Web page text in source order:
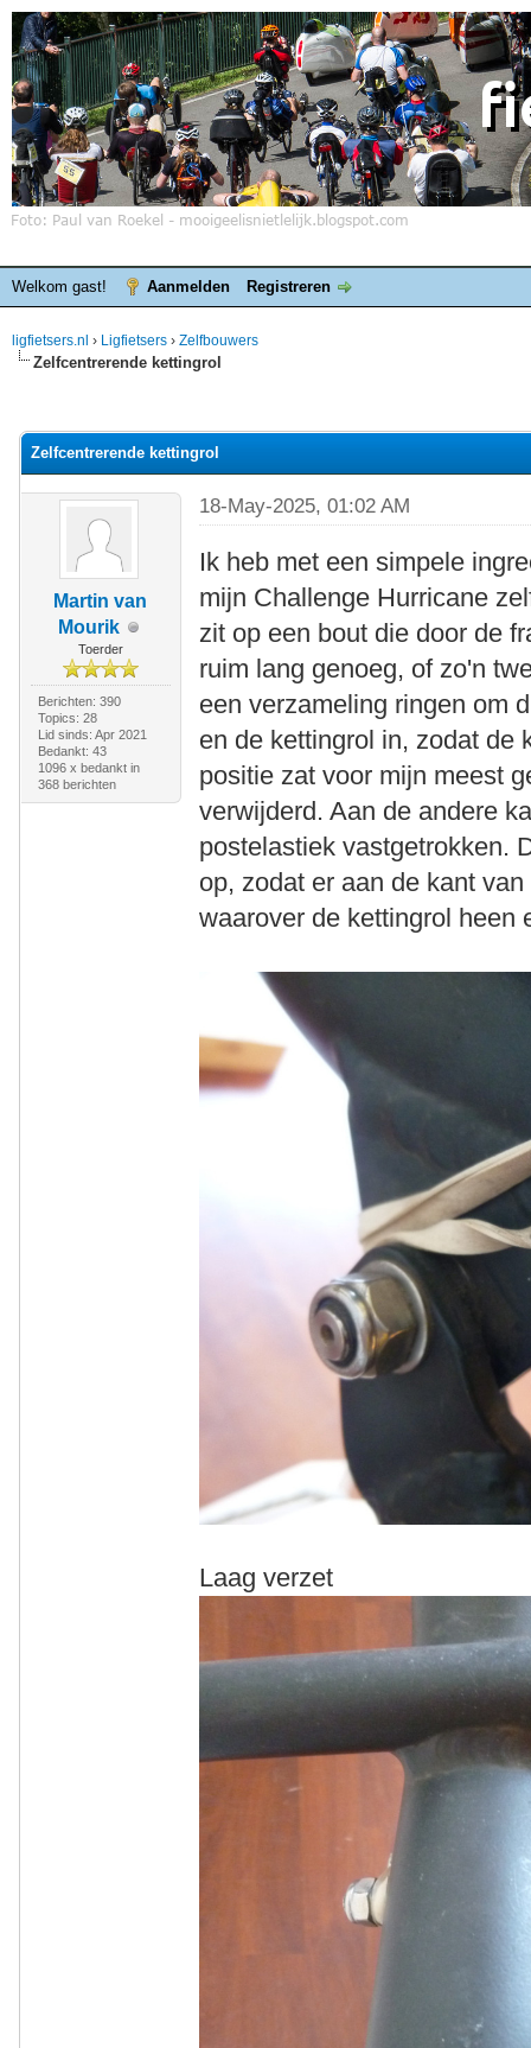
Welkom gast! Aanmelden Registreren
ligfietsers.nl › Ligfietsers › Zelfbouwers
Zelfcentrerende kettingrol
Zelfcentrerende kettingrol
Martin van
Mourik
Toerder
Berichten: 390
Topics: 28
Lid sinds: Apr 2021
Bedankt: 43
1096 x bedankt in
368 berichten
18-May-2025, 01:02 AM
Ik heb met een simpele
mijn Challenge Hurricane
zit op een bout die door de
ruim lang genoeg, of zo'n
een verzameling ringen om
en de kettingrol in, zodat de
positie zat voor mijn meest
verwijderd. Aan de andere
postelastiek vastgetrokken.
op, zodat er aan de kant
waarover de kettingrol heen
Laag verzet